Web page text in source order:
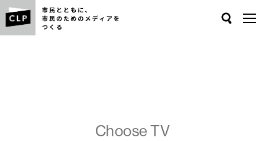
Choose TV